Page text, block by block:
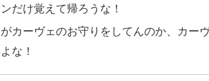
だけ覚えて帰ろうな！
カーヴェのお守りをしてんのか、カー
な！